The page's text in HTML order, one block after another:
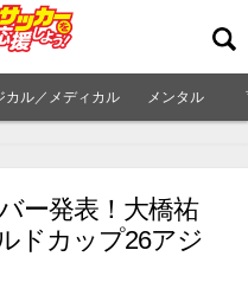
カル／メディカル メンタル
ー発表！大橋祐
ドカップ26アジ